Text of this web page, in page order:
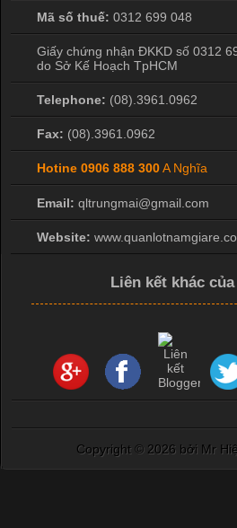
Mã số thuế: 0312 699 048
Giấy chứng nhận ĐKKD số 0312
do Sở Kế Hoạch TpHCM
Telephone: (08).3961.0962
Fax: (08).3961.0962
Hotine 0906 888 300A Nghĩa
Email: qltrungmai@gmail.com
Website:
Liên kết khác
Copyright © 2026 bởi Mr